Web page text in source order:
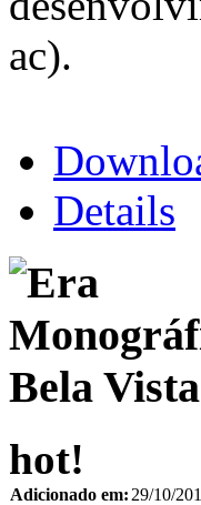
ac).
Details
hot!
Adicionado em: 29/10/